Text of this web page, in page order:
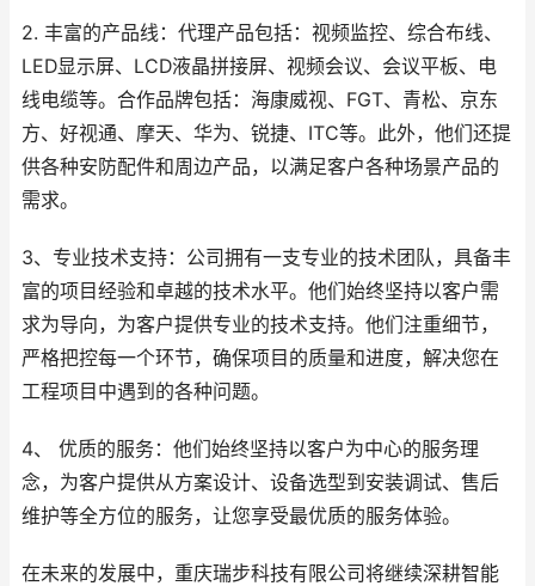
2. 丰富的产品线：代理产品包括：视频监控、综合布线、
LED显示屏、LCD液晶拼接屏、视频会议、会议平板、电
线电缆等。合作品牌包括：海康威视、FGT、青松、京东
方、好视通、摩天、华为、锐捷、ITC等。此外，他们还提
供各种安防配件和周边产品，以满足客户各种场景产品的
需求。
3、专业技术支持：公司拥有一支专业的技术团队，具备丰
富的项目经验和卓越的技术水平。他们始终坚持以客户需
求为导向，为客户提供专业的技术支持。他们注重细节，
严格把控每一个环节，确保项目的质量和进度，解决您在
工程项目中遇到的各种问题。
4、 优质的服务：他们始终坚持以客户为中心的服务理
念，为客户提供从方案设计、设备选型到安装调试、售后
维护等全方位的服务，让您享受最优质的服务体验。
在未来的发展中，重庆瑞步科技有限公司将继续深耕智能